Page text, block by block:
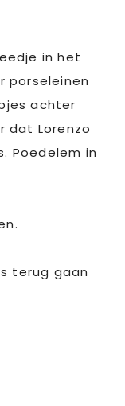
in het
porseleinen
achter
dat Lorenzo
Poedelem in
terug gaan